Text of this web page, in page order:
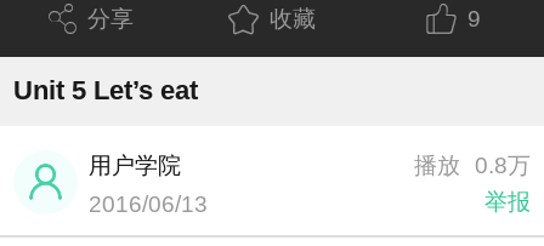
分享 收藏 9
Unit 5 Let’s eat
用户学院
2016/06/13
播放
0.8万
举报